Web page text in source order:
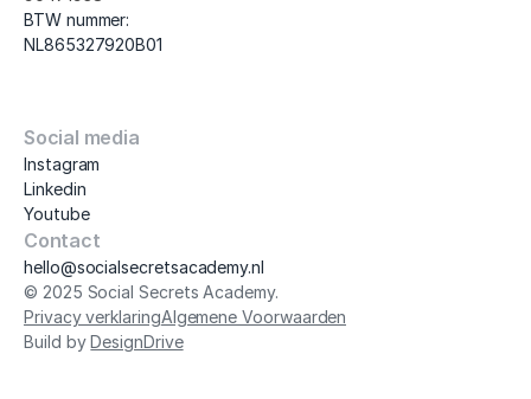
BTW nummer:
NL865327920B01
Social media
Instagram
Linkedin
Youtube
Contact
hello@socialsecretsacademy.nl
© 2025 Social Secrets Academy.
Privacy verklaringAlgemene Voorwaarden
Build by DesignDrive